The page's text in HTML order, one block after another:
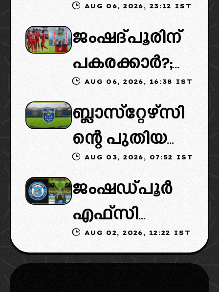
കൈമാറ്റത്തി
ൽ ട്വിസ്റ്റ്:
പുതിയ
ഉടമകളെത്താ
ൻ വൈകും,
കോടതിയുടെ
നീക്കവും
നിർണായകം
AUG 06, 2026, 23:12 IST
ജംഷദ്പൂരിന്
പകരക്കാർ?;
ഐഎസ്എല്ലി
ൽ പുതിയ
ടീമിനെ
ഉൾപ്പെടുത്താ
ൻ
എഐഎഫ്എ
ഫ്: വരുന്നത്
ഗോവൻ
AUG 06, 2026, 16:38 IST
ബ്ലാസ്‌റ്റേഴ്‌സി
ന്റെ പുതിയ
ഉടമകളിൽ
മലബാറിൽ
നിന്നുള്ള
ബിസിനസ്
ഗ്രൂപ്പും:
AUG 03, 2026, 07:52 IST
ജംഷഡ്പൂർ
എഫ്സി
മടങ്ങിവരും!:
തിരിച്ചെത്തി
AUG 02, 2026, 12:22 IST